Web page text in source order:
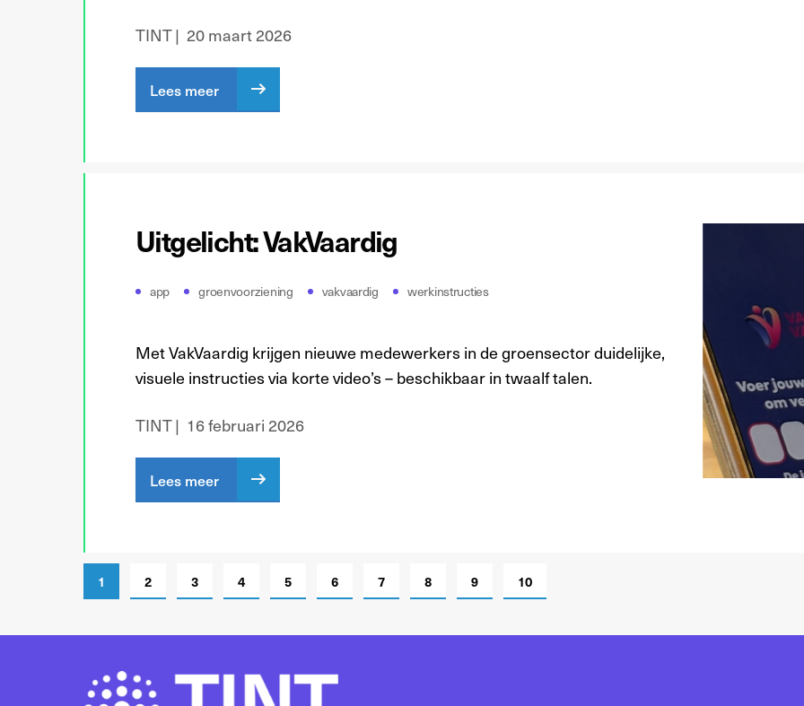
TINT 20 maart 2026
Lees meer
Uitgelicht: VakVaardig
app groenvoorziening vakvaardig werkinstructies
Met VakVaardig krijgen nieuwe medewerkers in de groensector duidelijke,
visuele instructies via korte video’s – beschikbaar in twaalf talen.
TINT
16 februari 2026
Lees meer
1 2 3 4 5 6 7 8 9 10